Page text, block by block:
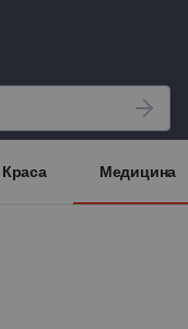
Краса Медицина